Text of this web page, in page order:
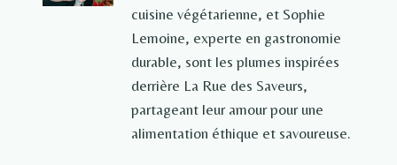
cuisine végétarienne, et Sophie
Lemoine, experte en gastronomie
durable, sont les plumes inspirées
derrière La Rue des Saveurs,
partageant leur amour pour une
alimentation éthique et savoureuse.